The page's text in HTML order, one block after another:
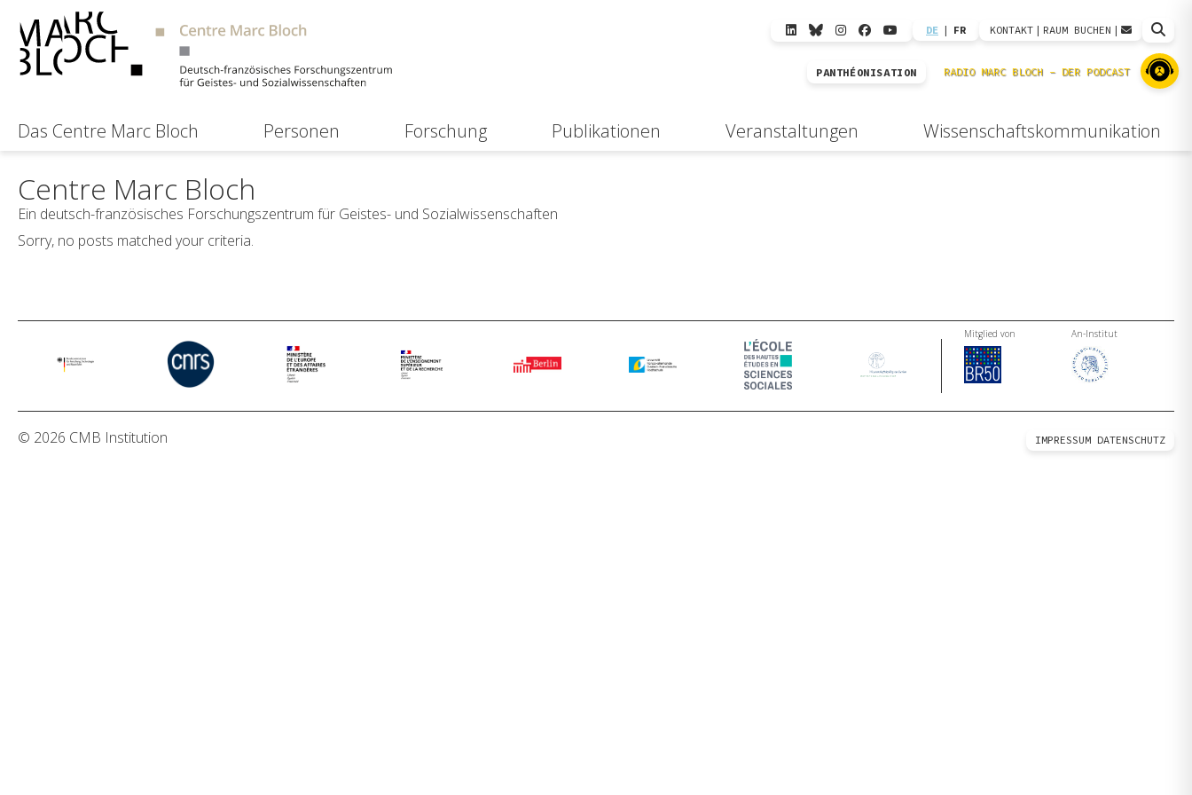
DE | FR KONTAKT | RAUM BUCHEN |
PANTHÉONISATION
Das Centre Marc Bloch Personen Forschung Publikationen Veranstaltungen Wissenschaftskommunikation
Centre Marc Bloch
Ein deutsch-französisches Forschungszentrum für Geistes- und Sozialwissenschaften
Sorry, no posts matched your criteria.
Mitglied von An-Institut
© 2026 CMB Institution IMPRESSUM DATENSCHUTZ